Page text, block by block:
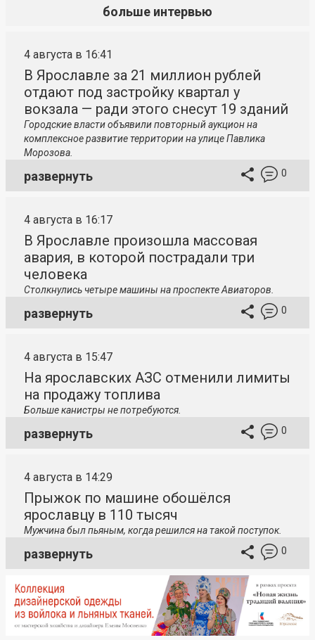
больше интервью
4 августа в 16:41
В Ярославле за 21 миллион рублей
отдают под застройку квартал у
вокзала — ради этого снесут 19 зданий
Городские власти объявили повторный аукцион на
комплексное развитие территории на улице Павлика
Морозова.
развернуть 0
4 августа в 16:17
В Ярославле произошла массовая
авария, в которой пострадали три
человека
Столкнулись четыре машины на проспекте Авиаторов.
развернуть 0
4 августа в 15:47
На ярославских АЗС отменили лимиты
на продажу топлива
Больше канистры не потребуются.
развернуть 0
4 августа в 14:29
Прыжок по машине обошёлся
ярославцу в 110 тысяч
Мужчина был пьяным, когда решился на такой поступок.
развернуть 0